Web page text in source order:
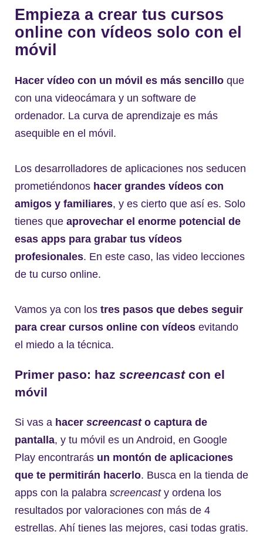
Empieza a crear tus cursos
online con vídeos solo con el
móvil
Hacer vídeo con un móvil es más sencillo que
con una videocámara y un software de
ordenador. La curva de aprendizaje es más
asequible en el móvil.
Los desarrolladores de aplicaciones nos seducen
prometiéndonos hacer grandes vídeos con
amigos y familiares, y es cierto que así es. Solo
tienes que aprovechar el enorme potencial de
esas apps para grabar tus vídeos
profesionales. En este caso, las video lecciones
de tu curso online.
Vamos ya con los tres pasos que debes seguir
para crear cursos online con vídeos evitando
el miedo a la técnica.
Primer paso: haz screencastcon el
móvil
Si vas a hacer screencasto captura de
pantalla, y tu móvil es un Android, en Google
Play encontrarás un montón de aplicaciones
que te permitirán hacerlo. Busca en la tienda de
apps con la palabra screencasty ordena los
resultados por valoraciones con más de 4
estrellas. Ahí tienes las mejores, casi todas gratis.